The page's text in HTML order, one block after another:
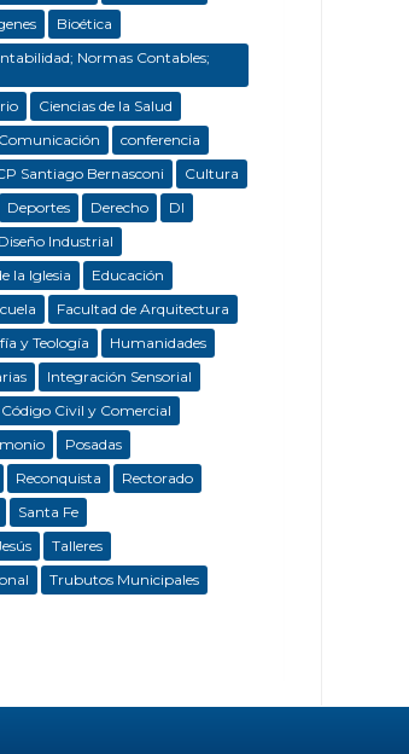
Bioética
Normas Contables;
Ciencias de la Salud
Comunicación
conferencia
Santiago Bernasconi
Cultura
Deportes Derecho
DI
Diseño Industrial
la Iglesia
Educación
Facultad de Arquitectura
y Teología
Humanidades
Integración Sensorial
Civil y Comercial
Posadas
Reconquista
Rectorado
Santa Fe
Talleres
Trubutos Municipales